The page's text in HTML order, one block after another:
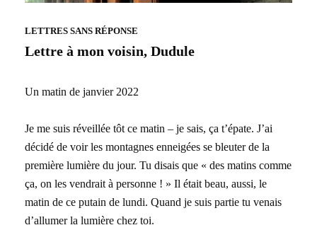
LETTRES SANS RÉPONSE
Lettre à mon voisin, Dudule
Un matin de janvier 2022
Je me suis réveillée tôt ce matin – je sais, ça t’épate. J’ai
décidé de voir les montagnes enneigées se bleuter de la
première lumière du jour. Tu disais que « des matins comme
ça, on les vendrait à personne ! » Il était beau, aussi, le
matin de ce putain de lundi. Quand je suis partie tu venais
d’allumer la lumière chez toi.